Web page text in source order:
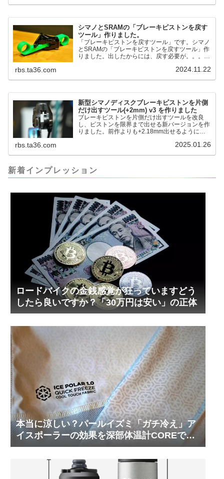
Sokutei)￥1,375Amazon.c...
シマノとSRAMの「ブレーキピストンを戻す
ツール」作りました。
「ブレーキピストンを戻すツール」です。シマノ
とSRAMの「ブレーキピストンを戻すツール」作
りました。出したからには、戻す必要が。。。で
だと。。。▶「ブレーキピストンを戻すツール」
るのかというと、出ているピス...
rbs.ta36.com 2024.11.22
新型シマノディスクブレーキピストンを片側
だけ出すツール(+2mm) v3 を作りました
ブレーキピストンを片側だけ出すツールを改良
し、ピストンを限界まで出せる新バージョンを作
りました。前作よりも+2.18mm出せるようにな
って、オイル漏れするまで試しました。最も安全
ましたが、ギリギリまで攻めてますのでピストン
内部の汚れをさらに掃除できると思います。前作
rbs.ta36.com 2025.01.26
新着インプレッション
ロードバイクの金銭感覚が狂っていますどう
したら良いですか？「30万円は安い」の正体
本当に涼しい？パールイズミ「ガチ冷え」ア
イスポーラーの効果を深部体温計COREで測
ってみた